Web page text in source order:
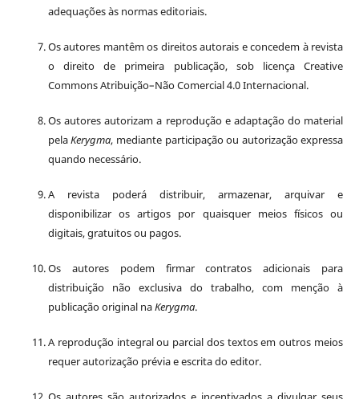
adequações às normas editoriais.
Os autores mantêm os direitos autorais e concedem à revista
o direito de primeira publicação, sob licença Creative
Commons Atribuição–Não Comercial 4.0 Internacional.
Os autores autorizam a reprodução e adaptação do material
pelaKerygma, mediante participação ou autorização expressa
quando necessário.
A revista poderá distribuir, armazenar, arquivar e
disponibilizar os artigos por quaisquer meios físicos ou
digitais, gratuitos ou pagos.
Os autores podem firmar contratos adicionais para
distribuição não exclusiva do trabalho, com menção à
publicação original naKerygma.
A reprodução integral ou parcial dos textos em outros meios
requer autorização prévia e escrita do editor.